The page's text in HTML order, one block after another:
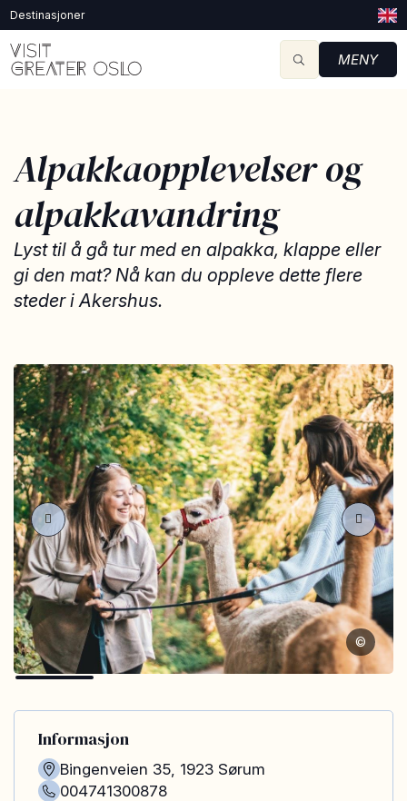
Destinasjoner
MENY
Alpakkaopplevelser og
alpakkavandring
Lyst til å gå tur med en alpakka, klappe eller
gi den mat? Nå kan du oppleve dette flere
steder i Akershus.
©
Informasjon
Bingenveien 35, 1923 Sørum
004741300878